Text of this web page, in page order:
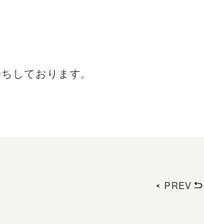
しております。
PREV